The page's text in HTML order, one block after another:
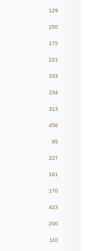
129
250
175
221
333
234
313
456
95
227
161
170
423
200
110